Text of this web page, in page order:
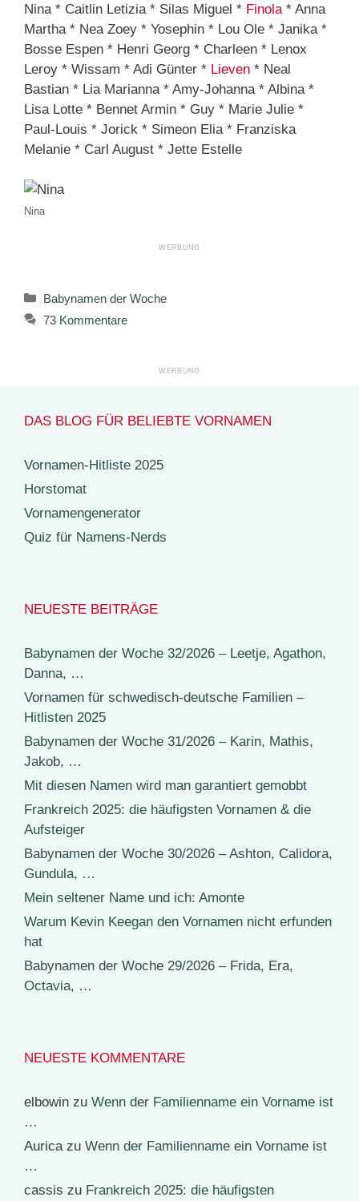
Nina * Caitlin Letizia * Silas Miguel * Finola * Anna
Martha * Nea Zoey * Yosephin * Lou Ole * Janika *
Bosse Espen * Henri Georg * Charleen * Lenox
Leroy * Wissam * Adi Günter * Lieven * Neal
Bastian * Lia Marianna * Amy-Johanna * Albina *
Lisa Lotte * Bennet Armin * Guy * Marie Julie *
Paul-Louis * Jorick * Simeon Elia * Franziska
Melanie * Carl August * Jette Estelle
Nina
Kategorien
Babynamen der Woche
73 Kommentare
DAS BLOG FÜR BELIEBTE VORNAMEN
Vornamen-Hitliste 2025
Horstomat
Vornamengenerator
Quiz für Namens-Nerds
NEUESTE BEITRÄGE
Babynamen der Woche 32/2026 – Leetje, Agathon,
Danna, …
Vornamen für schwedisch-deutsche Familien –
Hitlisten 2025
Babynamen der Woche 31/2026 – Karin, Mathis,
Jakob, …
Mit diesen Namen wird man garantiert gemobbt
Frankreich 2025: die häufigsten Vornamen & die
Aufsteiger
Babynamen der Woche 30/2026 – Ashton, Calidora,
Gundula, …
Mein seltener Name und ich: Amonte
Warum Kevin Keegan den Vornamen nicht erfunden
hat
Babynamen der Woche 29/2026 – Frida, Era,
Octavia, …
NEUESTE KOMMENTARE
elbowin zu Wenn der Familienname ein Vorname ist
…
Aurica zu Wenn der Familienname ein Vorname ist
…
cassis zu Frankreich 2025: die häufigsten